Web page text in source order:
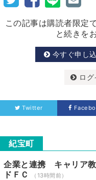
この記事は購読者限定
と続きを
今すぐ申し
ロ
Twitter
紀宝町
企業と連携 キャリア
ドＦＣ
（13時間前）